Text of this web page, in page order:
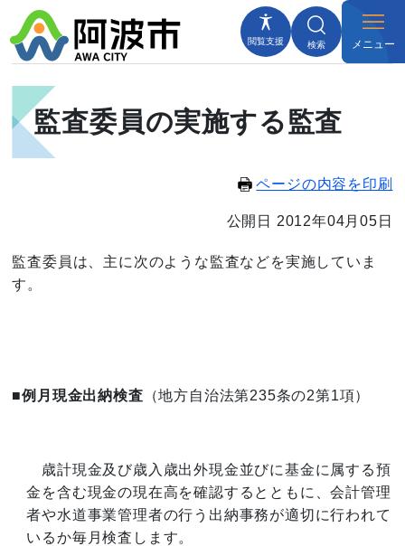
閲覧支援 検索 メニュー
監査委員の実施する監査
ページの内容を印刷
公開日 2012年04月05日
監査委員は、主に次のような監査などを実施していま
す。
■例月現金出納検査 （地方自治法第235条の2第1項）
歳計現金及び歳入歳出外現金並びに基金に属する預
金を含む現金の現在高を確認するとともに、会計管理
者や水道事業管理者の行う出納事務が適切に行われて
いるか毎月検査します。